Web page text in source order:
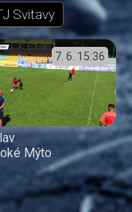
Svitavy
7. 6. 15:36
Mýto